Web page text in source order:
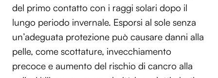
del primo contatto con i raggi solari dopo il
lungo periodo invernale. Esporsi al sole senza
un’adeguata protezione può causare danni alla
pelle, come scottature, invecchiamento
precoce e aumento del rischio di cancro alla